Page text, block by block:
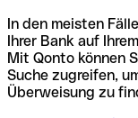
In den meisten
Ihrer Bank auf
Mit Qonto können
Suche zugreifen,
Überweisung zu